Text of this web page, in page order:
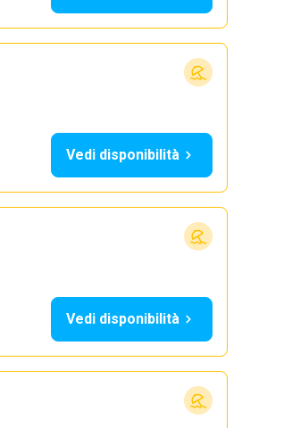
Vedi disponibilità
Vedi disponibilità